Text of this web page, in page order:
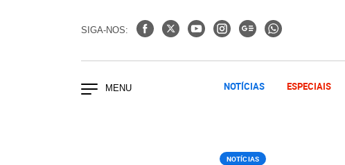
SIGA-NOS:
NOTÍCIAS ESPECIAIS
NOTÍCIAS